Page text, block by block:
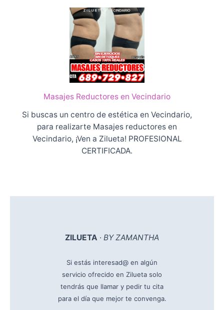
o
7
0
0
1
Masajes Reductores en Vecindario
Si buscas un centro de estética en Vecindario,
para realizarte Masajes reductores en
Vecindario, ¡Ven a Zilueta! PROFESIONAL
CERTIFICADA.
ZILUETA · BY ZAMANTHA
Si estás interesad@ en algún
servicio ofrecido en Zilueta solo
tendrás que llamar y pedir tu cita
para el día que mejor te convenga.